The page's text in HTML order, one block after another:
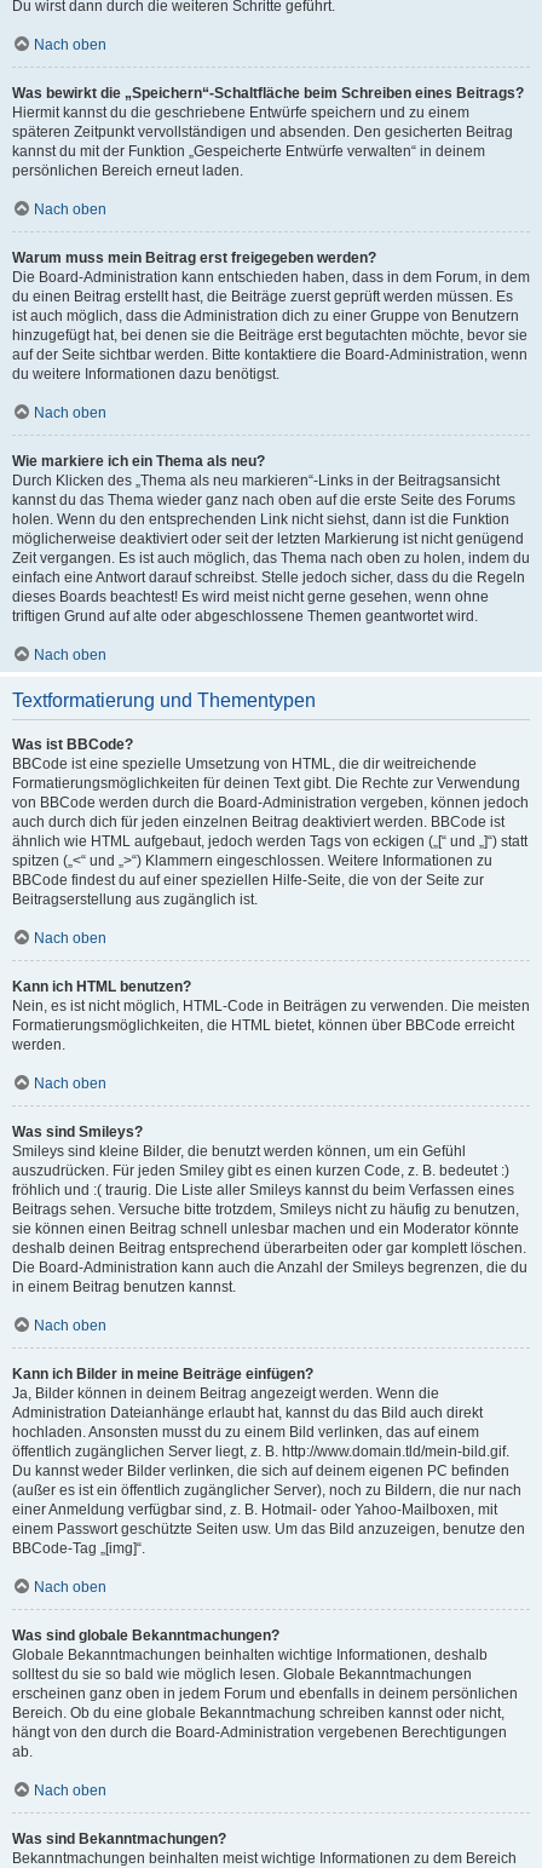
Du wirst dann durch die weiteren Schritte geführt.
Nach oben
Was bewirkt die „Speichern“-Schaltfläche beim Schreiben eines Beitrags?
Hiermit kannst du die geschriebene Entwürfe speichern und zu einem
späteren Zeitpunkt vervollständigen und absenden. Den gesicherten Beitrag
kannst du mit der Funktion „Gespeicherte Entwürfe verwalten“ in deinem
persönlichen Bereich erneut laden.
Nach oben
Warum muss mein Beitrag erst freigegeben werden?
Die Board-Administration kann entschieden haben, dass in dem Forum, in dem
du einen Beitrag erstellt hast, die Beiträge zuerst geprüft werden müssen. Es
ist auch möglich, dass die Administration dich zu einer Gruppe von Benutzern
hinzugefügt hat, bei denen sie die Beiträge erst begutachten möchte, bevor sie
auf der Seite sichtbar werden. Bitte kontaktiere die Board-Administration, wenn
du weitere Informationen dazu benötigst.
Nach oben
Wie markiere ich ein Thema als neu?
Durch Klicken des „Thema als neu markieren“-Links in der Beitragsansicht
kannst du das Thema wieder ganz nach oben auf die erste Seite des Forums
holen. Wenn du den entsprechenden Link nicht siehst, dann ist die Funktion
möglicherweise deaktiviert oder seit der letzten Markierung ist nicht genügend
Zeit vergangen. Es ist auch möglich, das Thema nach oben zu holen, indem du
einfach eine Antwort darauf schreibst. Stelle jedoch sicher, dass du die Regeln
dieses Boards beachtest! Es wird meist nicht gerne gesehen, wenn ohne
triftigen Grund auf alte oder abgeschlossene Themen geantwortet wird.
Nach oben
Textformatierung und Thementypen
Was ist BBCode?
BBCode ist eine spezielle Umsetzung von HTML, die dir weitreichende
Formatierungsmöglichkeiten für deinen Text gibt. Die Rechte zur Verwendung
von BBCode werden durch die Board-Administration vergeben, können jedoch
auch durch dich für jeden einzelnen Beitrag deaktiviert werden. BBCode ist
ähnlich wie HTML aufgebaut, jedoch werden Tags von eckigen („[“ und „]“) statt
spitzen („<“ und „>“) Klammern eingeschlossen. Weitere Informationen zu
BBCode findest du auf einer speziellen Hilfe-Seite, die von der Seite zur
Beitragserstellung aus zugänglich ist.
Nach oben
Kann ich HTML benutzen?
Nein, es ist nicht möglich, HTML-Code in Beiträgen zu verwenden. Die meisten
Formatierungsmöglichkeiten, die HTML bietet, können über BBCode erreicht
werden.
Nach oben
Was sind Smileys?
Smileys sind kleine Bilder, die benutzt werden können, um ein Gefühl
auszudrücken. Für jeden Smiley gibt es einen kurzen Code, z. B. bedeutet :)
fröhlich und :( traurig. Die Liste aller Smileys kannst du beim Verfassen eines
Beitrags sehen. Versuche bitte trotzdem, Smileys nicht zu häufig zu benutzen,
sie können einen Beitrag schnell unlesbar machen und ein Moderator könnte
deshalb deinen Beitrag entsprechend überarbeiten oder gar komplett löschen.
Die Board-Administration kann auch die Anzahl der Smileys begrenzen, die du
in einem Beitrag benutzen kannst.
Nach oben
Kann ich Bilder in meine Beiträge einfügen?
Ja, Bilder können in deinem Beitrag angezeigt werden. Wenn die
Administration Dateianhänge erlaubt hat, kannst du das Bild auch direkt
hochladen. Ansonsten musst du zu einem Bild verlinken, das auf einem
öffentlich zugänglichen Server liegt, z. B. http://www.domain.tld/mein-bild.gif.
Du kannst weder Bilder verlinken, die sich auf deinem eigenen PC befinden
(außer es ist ein öffentlich zugänglicher Server), noch zu Bildern, die nur nach
einer Anmeldung verfügbar sind, z. B. Hotmail- oder Yahoo-Mailboxen, mit
einem Passwort geschützte Seiten usw. Um das Bild anzuzeigen, benutze den
BBCode-Tag „[img]“.
Nach oben
Was sind globale Bekanntmachungen?
Globale Bekanntmachungen beinhalten wichtige Informationen, deshalb
solltest du sie so bald wie möglich lesen. Globale Bekanntmachungen
erscheinen ganz oben in jedem Forum und ebenfalls in deinem persönlichen
Bereich. Ob du eine globale Bekanntmachung schreiben kannst oder nicht,
hängt von den durch die Board-Administration vergebenen Berechtigungen
ab.
Nach oben
Was sind Bekanntmachungen?
Bekanntmachungen beinhalten meist wichtige Informationen zu dem Bereich